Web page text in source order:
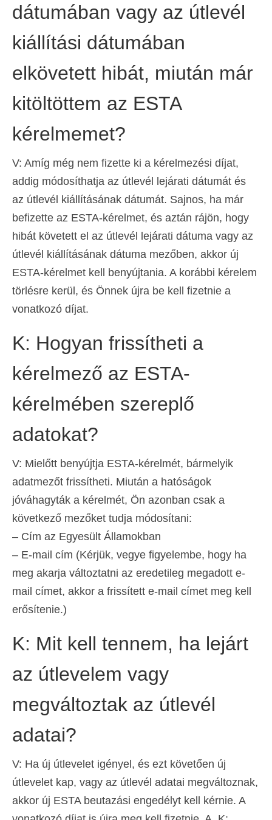
dátumában vagy az útlevél
kiállítási dátumában
elkövetett hibát, miután már
kitöltöttem az ESTA
kérelmemet?
V: Amíg még nem fizette ki a kérelmezési díjat,
addig módosíthatja az útlevél lejárati dátumát és
az útlevél kiállításának dátumát. Sajnos, ha már
befizette az ESTA-kérelmet, és aztán rájön, hogy
hibát követett el az útlevél lejárati dátuma vagy az
útlevél kiállításának dátuma mezőben, akkor új
ESTA-kérelmet kell benyújtania. A korábbi kérelem
törlésre kerül, és Önnek újra be kell fizetnie a
vonatkozó díjat.
K: Hogyan frissítheti a
kérelmező az ESTA-
kérelmében szereplő
adatokat?
V: Mielőtt benyújtja ESTA-kérelmét, bármelyik
adatmezőt frissítheti. Miután a hatóságok
jóváhagyták a kérelmét, Ön azonban csak a
következő mezőket tudja módosítani:
– Cím az Egyesült Államokban
– E-mail cím (Kérjük, vegye figyelembe, hogy ha
meg akarja változtatni az eredetileg megadott e-
mail címet, akkor a frissített e-mail címet meg kell
erősítenie.)
K: Mit kell tennem, ha lejárt
az útlevelem vagy
megváltoztak az útlevél
adatai?
V: Ha új útlevelet igényel, és ezt követően új
útlevelet kap, vagy az útlevél adatai megváltoznak,
akkor új ESTA beutazási engedélyt kell kérnie. A